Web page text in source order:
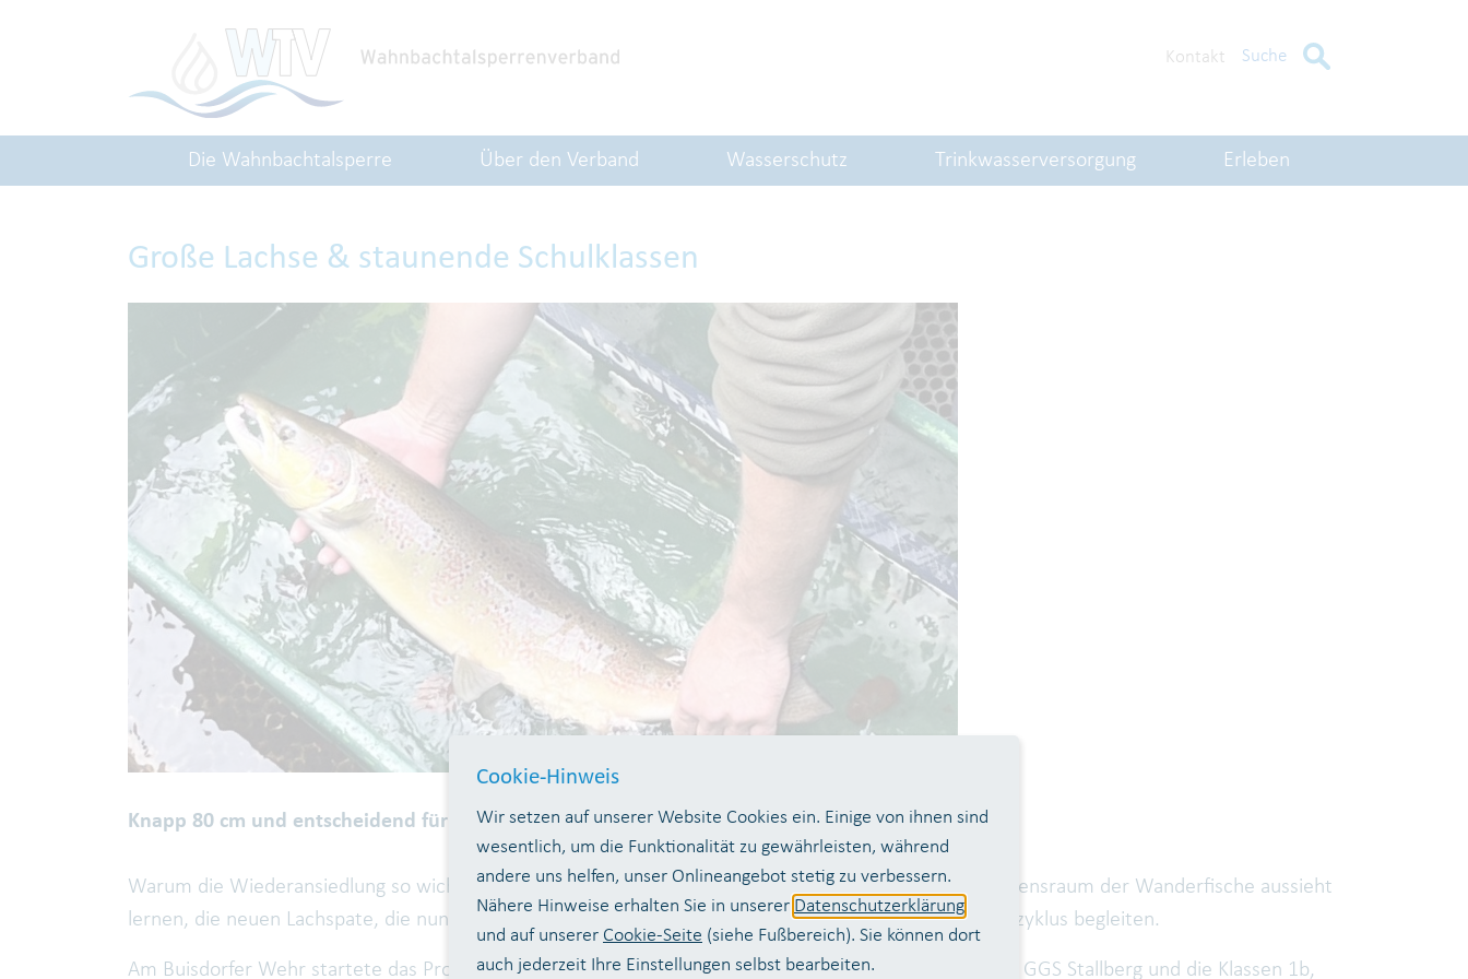
Die Wahnbachtalsperre Über den Verband Wasserschutz Trinkwasserversorgung Erleben
Kontakt Suche
Große Lachse & staunende Schulklassen
Knapp 80 cm und entscheidend für die Biodiversität - die Lachse in der Sieg.
Warum die Wiederansiedlung so wichtig ist, was das mit dem Klimawandel zu tun hat und wie der Lebensraum der Wanderfische aussieht
lernen, die neuen Lachspate, die nun ein Jahr lang in ihrer Grundschule den Lachs durch ihrem Lebenszyklus begleiten.
Am Buisdorfer Wehr startete das Programm mit der Übergabe der Patenschaftsurkunde an die 3c der GGS Stallberg und die Klassen 1b,
Cookie-Hinweis
Wir setzen auf unserer Website Cookies ein. Einige von ihnen sind
wesentlich, um die Funktionalität zu gewährleisten, während
andere uns helfen, unser Onlineangebot stetig zu verbessern.
Nähere Hinweise erhalten Sie in unserer Datenschutzerklärung
und auf unserer Cookie-Seite (siehe Fußbereich). Sie können dort
auch jederzeit Ihre Einstellungen selbst bearbeiten.